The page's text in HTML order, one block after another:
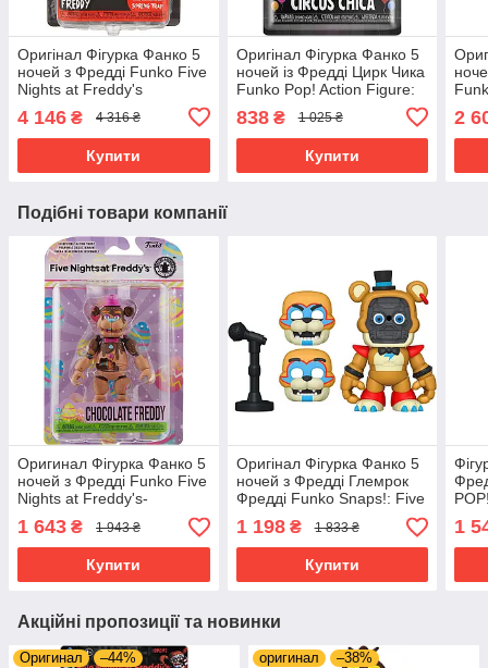
Оригінал Фігурка Фанко 5
ночей з Фредді Funko Five
Nights at Freddy's
Articulated Freddy Action
Figure 8846 Оригинал
4 146 ₴ 4 316 ₴
Купити
Оригінал Фігурка Фанко 5
ночей із Фредді Цирк Чика
Funko Pop! Action Figure:
Circus Chica
838₴ 1 025 ₴
Купити
The
2
Подібні товари компанії
Оригинал Фігурка Фанко 5
ночей з Фредді Funko Five
Nights at Freddy's-
Chocolate Freddy
Шоколадний Фредді
54660
1 643 ₴ 1 943 ₴
Купити
Оригінал Фігурка Фанко 5
ночей з Фредді Глемрок
Фредді Funko Snaps!: Five
Nights at Freddy's —
Glamrock Freddy 70819
1 198₴ 1 833 ₴
Купити
1
Акційні пропозиції та новинки
Оригинал –44% оригинал –38%